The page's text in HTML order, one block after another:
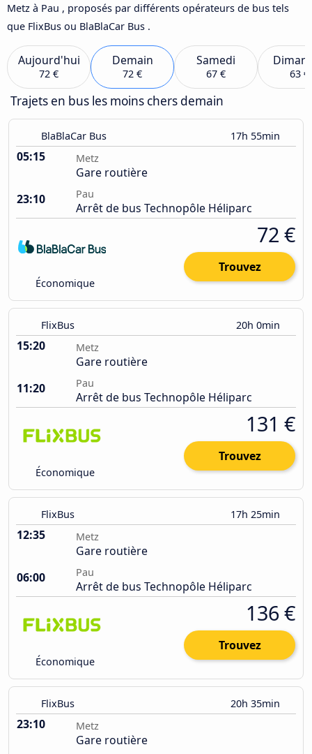
Metz à Pau , proposés par différents opérateurs de bus tels
que FlixBus ou BlaBlaCar Bus .
Aujourd'hui
72 €
Demain
72 €
Samedi
67 € 63 €
Trajets en bus les moins chers demain
BlaBlaCar Bus 17h 55min
05:15 Metz
Gare routière
23:10
Pau
Arrêt de bus Technopôle Héliparc
Économique
72 €
Trouvez
FlixBus 20h 0min
15:20 Metz
Gare routière
11:20
Pau
Arrêt de bus Technopôle Héliparc
Économique
131 €
Trouvez
FlixBus 17h 25min
12:35 Metz
Gare routière
06:00
Pau
Arrêt de bus Technopôle Héliparc
Économique
136 €
Trouvez
FlixBus 20h 35min
23:10 Metz
Gare routière